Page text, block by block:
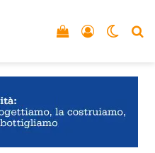
Accedi
Vedi il carrello